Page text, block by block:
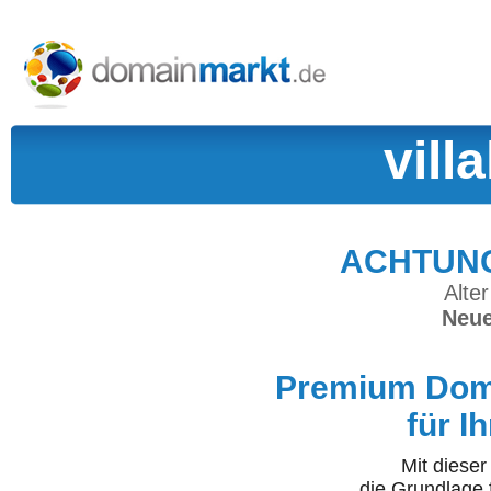
Premium
für
Mit